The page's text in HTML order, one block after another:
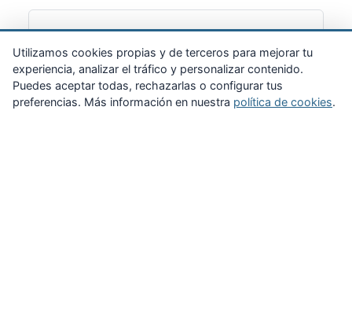
Suscribirme
Utilizamos cookies propias y de terceros para mejorar tu
experiencia, analizar el tráfico y personalizar contenido.
Puedes aceptar todas, rechazarlas o configurar tus
preferencias. Más información en nuestra política de cookies.